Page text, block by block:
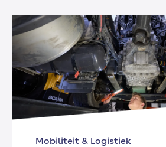
Mobiliteit & Logistiek